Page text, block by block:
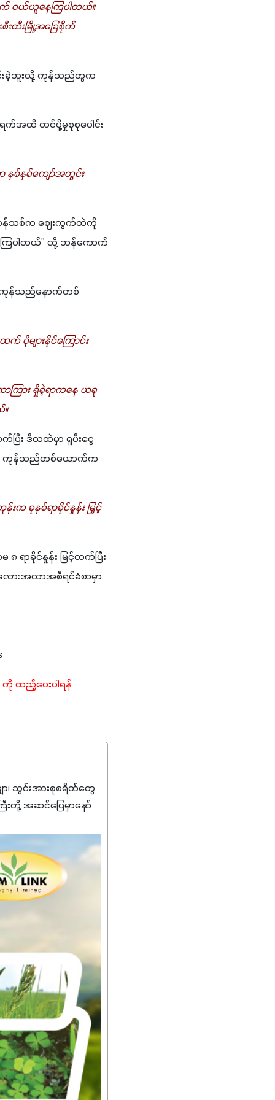
ဝယ်ယူနေကြပါတယ်။
းတီးမြို့အခြေစိုက်
င်းခဲ့ဘူးလို့ ကုန်သည်တွက
အထိ တင်ပို့မှုစုစုပေါင်း
စ်နှစ်ကျော်အတွင်း
ဆန်သစ်က ဈေးကွက်ထဲကို
ကြပါတယ်" လို့ ဘန်ကောက်
ကုန်သည်နောက်တစ်
ပိုများနိုင်ကြောင်း
ကြား ရှိခဲ့ရာကနေ ယခု
ြီး ဒီလထဲမှာ ရူပီးငွေ
က် ကုန်သည်တစ်ယောက်က
ခုနစ်ရာခိုင်နှုန်း မြှင့်
ရာခိုင်နှုန်း မြင့်တက်ပြီး
အလားအလာအစီရင်ခံစာမှာ
ကို ထည့်ပေးပါရန်
၊ သွင်းအားစုစရိတ်တွေ
တို့ အဆင်ပြေမှာနော်
တွေကိုပဲ ရွေးချယ်သုံး